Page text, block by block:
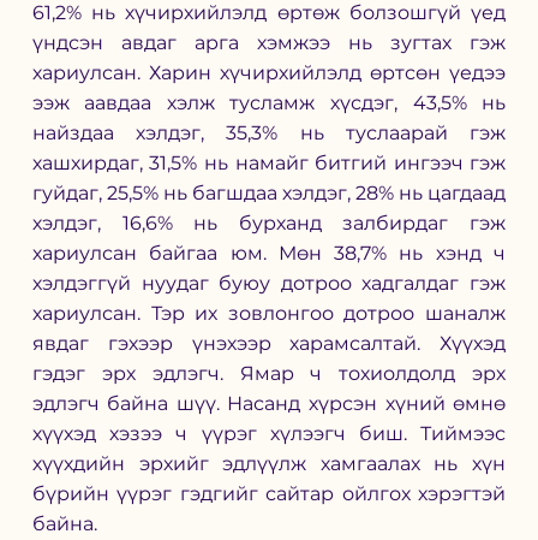
61,2% нь хүчирхийлэлд өртөж болзошгүй үед
үндсэн авдаг арга хэмжээ нь зугтах гэж
хариулсан. Харин хүчирхийлэлд өртсөн үедээ
ээж аавдаа хэлж тусламж хүсдэг, 43,5% нь
найздаа хэлдэг, 35,3% нь туслаарай гэж
хашхирдаг, 31,5% нь намайг битгий ингээч гэж
гуйдаг, 25,5% нь багшдаа хэлдэг, 28% нь цагдаад
хэлдэг, 16,6% нь бурханд залбирдаг гэж
хариулсан байгаа юм. Мөн 38,7% нь хэнд ч
хэлдэггүй нуудаг буюу дотроо хадгалдаг гэж
хариулсан. Тэр их зовлонгоо дотроо шаналж
явдаг гэхээр үнэхээр харамсалтай. Хүүхэд
гэдэг эрх эдлэгч. Ямар ч тохиолдолд эрх
эдлэгч байна шүү. Насанд хүрсэн хүний өмнө
хүүхэд хэзээ ч үүрэг хүлээгч биш. Тиймээс
хүүхдийн эрхийг эдлүүлж хамгаалах нь хүн
бүрийн үүрэг гэдгийг сайтар ойлгох хэрэгтэй
байна.